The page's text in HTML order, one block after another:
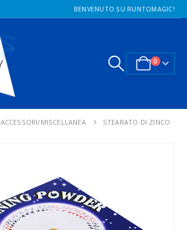
BENVENUTO SU RUNTOMAGIC!
0
ACCESSORI/MISCELLANEA STEARATO DI ZINCO